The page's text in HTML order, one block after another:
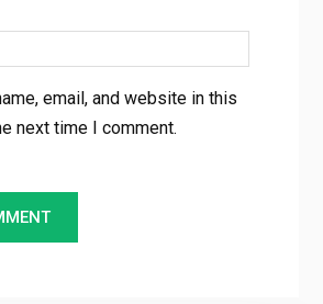
email, and website in this
next time I comment.